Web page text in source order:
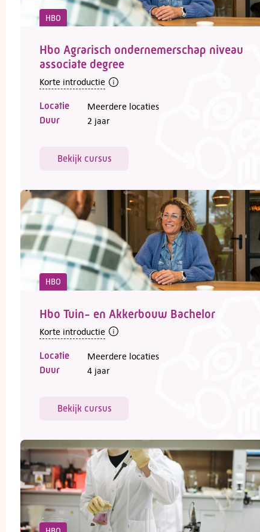
HBO
Hbo Agrarisch ondernemerschap niveau
associate degree
Korte introductie
Locatie Meerdere locaties
Duur 2 jaar
Bekijk cursus
HBO
Hbo Tuin- en Akkerbouw Bachelor
Korte introductie
Locatie Meerdere locaties
Duur 4 jaar
Bekijk cursus